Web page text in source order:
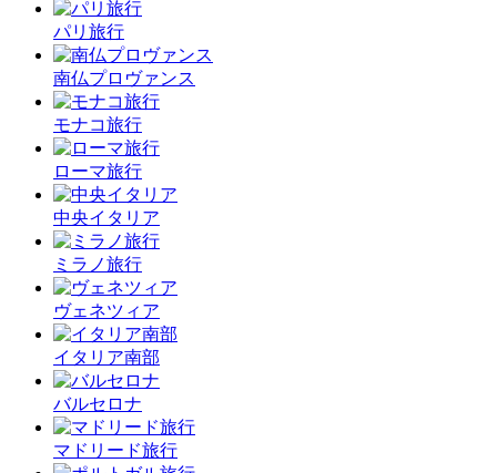
パリ旅行
南仏プロヴァンス
モナコ旅行
ローマ旅行
中央イタリア
ミラノ旅行
ヴェネツィア
イタリア南部
バルセロナ
マドリード旅行